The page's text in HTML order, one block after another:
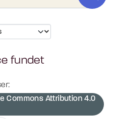
fundet
Commons Attribution 4.0